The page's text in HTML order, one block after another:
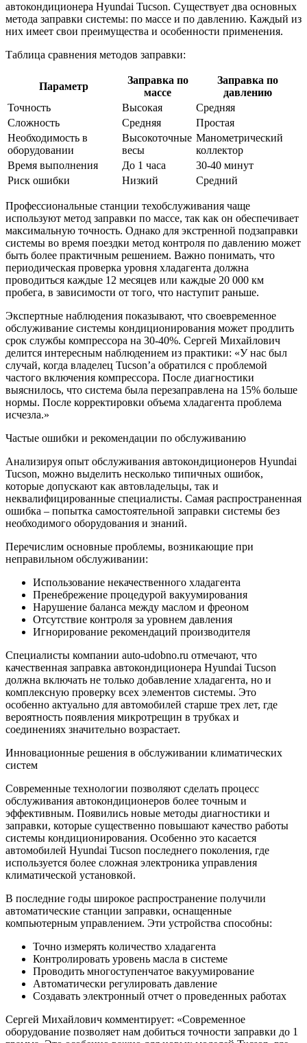
автокондиционера Hyundai Tucson. Существует два основных
метода заправки системы: по массе и по давлению. Каждый из
них имеет свои преимущества и особенности применения.
Таблица сравнения методов заправки:
Параметр
Заправка по
массе
Заправка по
давлению
Точность
Высокая
Средняя
Сложность
Средняя
Простая
Необходимость в
оборудовании
Высокоточные
весы
Манометрический
коллектор
Время выполнения
До 1 часа
30-40 минут
Риск ошибки
Низкий Средний
Профессиональные станции техобслуживания чаще
используют метод заправки по массе, так как он обеспечивает
максимальную точность. Однако для экстренной подзаправки
системы во время поездки метод контроля по давлению может
быть более практичным решением. Важно понимать, что
периодическая проверка уровня хладагента должна
проводиться каждые 12 месяцев или каждые 20 000 км
пробега, в зависимости от того, что наступит раньше.
Экспертные наблюдения показывают, что своевременное
обслуживание системы кондиционирования может продлить
срок службы компрессора на 30-40%. Сергей Михайлович
делится интересным наблюдением из практики: «У нас был
случай, когда владелец Tucson’а обратился с проблемой
частого включения компрессора. После диагностики
выяснилось, что система была перезаправлена на 15% больше
нормы. После корректировки объема хладагента проблема
исчезла.»
Частые ошибки и рекомендации по обслуживанию
Анализируя опыт обслуживания автокондиционеров Hyundai
Tucson, можно выделить несколько типичных ошибок,
которые допускают как автовладельцы, так и
неквалифицированные специалисты. Самая распространенная
ошибка – попытка самостоятельной заправки системы без
необходимого оборудования и знаний.
Перечислим основные проблемы, возникающие при
неправильном обслуживании:
Использование некачественного хладагента
Пренебрежение процедурой вакуумирования
Нарушение баланса между маслом и фреоном
Отсутствие контроля за уровнем давления
Игнорирование рекомендаций производителя
Специалисты компании auto-udobno.ru отмечают, что
качественная заправка автокондиционера Hyundai Tucson
должна включать не только добавление хладагента, но и
комплексную проверку всех элементов системы. Это
особенно актуально для автомобилей старше трех лет, где
вероятность появления микротрещин в трубках и
соединениях значительно возрастает.
Инновационные решения в обслуживании климатических
систем
Современные технологии позволяют сделать процесс
обслуживания автокондиционеров более точным и
эффективным. Появились новые методы диагностики и
заправки, которые существенно повышают качество работы
системы кондиционирования. Особенно это касается
автомобилей Hyundai Tucson последнего поколения, где
используется более сложная электроника управления
климатической установкой.
В последние годы широкое распространение получили
автоматические станции заправки, оснащенные
компьютерным управлением. Эти устройства способны:
Точно измерять количество хладагента
Контролировать уровень масла в системе
Проводить многоступенчатое вакуумирование
Автоматически регулировать давление
Создавать электронный отчет о проведенных работах
Сергей Михайлович комментирует: «Современное
оборудование позволяет нам добиться точности заправки до 1